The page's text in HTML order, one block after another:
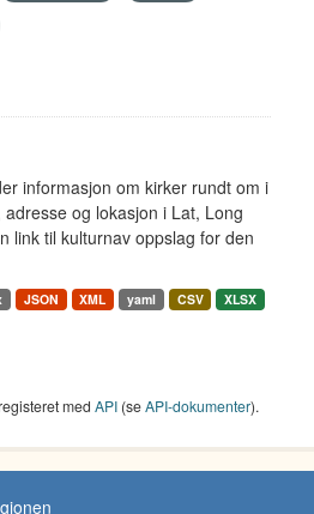
informasjon om kirker rundt om i
og lokasjon i Lat, Long
link til kulturnav oppslag for den
JSON XML yaml CSV
XLSX
med API (seAPI-dokumenter).